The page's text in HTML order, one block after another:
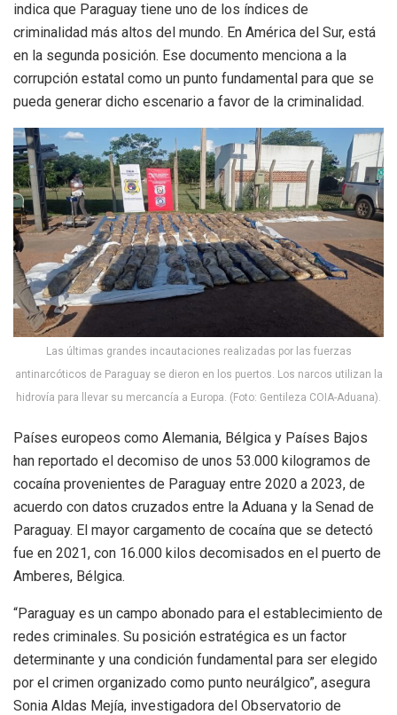
indica que Paraguay tiene uno de los índices de
criminalidad más altos del mundo. En América del Sur, está
en la segunda posición. Ese documento menciona a la
corrupción estatal como un punto fundamental para que se
pueda generar dicho escenario a favor de la criminalidad.
Las últimas grandes incautaciones realizadas por las fuerzas
antinarcóticos de Paraguay se dieron en los puertos. Los narcos utilizan la
hidrovía para llevar su mercancía a Europa. (Foto: Gentileza COIA-Aduana).
Países europeos como Alemania, Bélgica y Países Bajos
han reportado el decomiso de unos 53.000 kilogramos de
cocaína provenientes de Paraguay entre 2020 a 2023, de
acuerdo con datos cruzados entre la Aduana y la Senad de
Paraguay. El mayor cargamento de cocaína que se detectó
fue en 2021, con 16.000 kilos decomisados en el puerto de
Amberes, Bélgica.
“Paraguay es un campo abonado para el establecimiento de
redes criminales. Su posición estratégica es un factor
determinante y una condición fundamental para ser elegido
por el crimen organizado como punto neurálgico”, asegura
Sonia Aldas Mejía, investigadora del Observatorio de